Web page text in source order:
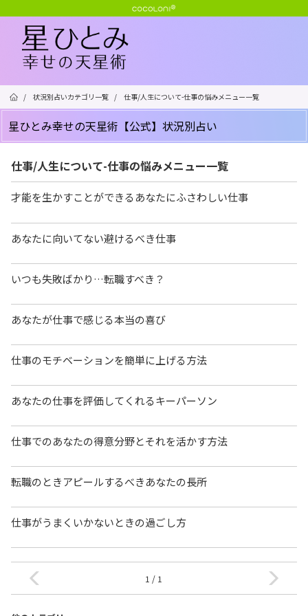
/ 状況別占いカテゴリ一覧 / 仕事/人生について-仕事の悩みメニュー一覧
星ひとみ幸せの天星術【公式】状況別占い
仕事/人生について-仕事の悩みメニュー一覧
才能を生かすことができるあなたにふさわしい仕事
あなたに向いてない避けるべき仕事
いつも失敗ばかり…転職すべき？
あなたが仕事で感じる本当の喜び
仕事のモチベーションを簡単に上げる方法
あなたの仕事を評価してくれるキーパーソン
仕事でのあなたの得意分野とそれを活かす方法
転職のときアピールするべきあなたの長所
仕事がうまくいかないときの過ごし方
1 / 1